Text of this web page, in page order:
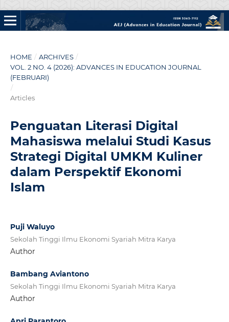
HOME / ARCHIVES /
VOL. 2 NO. 4 (2026): ADVANCES IN EDUCATION JOURNAL
(FEBRUARI)
/
Articles
Penguatan Literasi Digital
Mahasiswa melalui Studi Kasus
Strategi Digital UMKM Kuliner
dalam Perspektif Ekonomi
Islam
Puji Waluyo
Sekolah Tinggi Ilmu Ekonomi Syariah Mitra Karya
Author
Bambang Aviantono
Sekolah Tinggi Ilmu Ekonomi Syariah Mitra Karya
Author